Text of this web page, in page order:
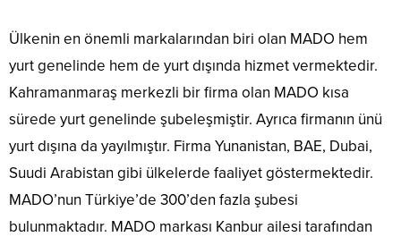
Ülkenin en önemli markalarından biri olan MADO hem
yurt genelinde hem de yurt dışında hizmet vermektedir.
Kahramanmaraş merkezli bir firma olan MADO kısa
sürede yurt genelinde şubeleşmiştir. Ayrıca firmanın ünü
yurt dışına da yayılmıştır. Firma Yunanistan, BAE, Dubai,
Suudi Arabistan gibi ülkelerde faaliyet göstermektedir.
MADO’nun Türkiye’de 300’den fazla şubesi
bulunmaktadır. MADO markası Kanbur ailesi tarafından